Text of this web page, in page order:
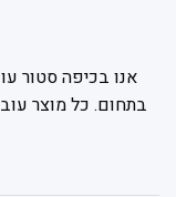
אנו בכיפה סטור
בתחום. כל מוצר